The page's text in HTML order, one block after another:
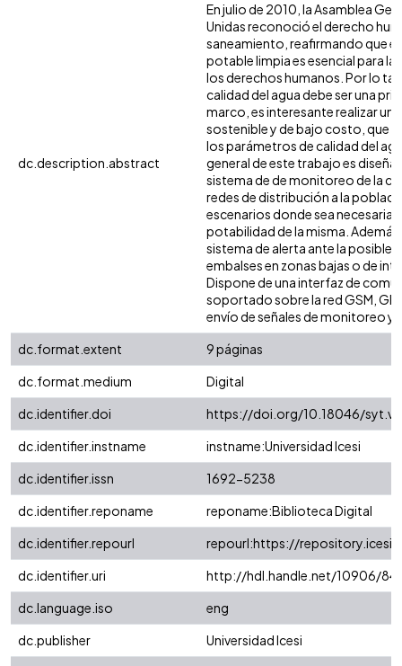
dc.description.abstract
En julio de 2010, la Asamblea
Unidas reconoció el derecho
saneamiento, reafirmando que el
potable limpia es esencial para
los derechos humanos. Por lo
calidad del agua debe ser una
marco, es interesante realizar un
sostenible y de bajo costo, que
los parámetros de calidad del
general de este trabajo es
sistema de de monitoreo de la
redes de distribución a la
escenarios donde sea necesaria
potabilidad de la misma.
sistema de alerta ante la posible
embalses en zonas bajas o de
Dispone de una interfaz de
soportado sobre la red GSM,
envío de señales de monitoreo y
dc.format.extent
9 páginas
dc.format.medium
Digital
dc.identifier.doi
https://doi.org/10.18046/
dc.identifier.instname
instname:Universidad Icesi
dc.identifier.issn
1692-5238
dc.identifier.reponame
reponame:Biblioteca Digital
dc.identifier.repourl
repourl:https://
dc.identifier.uri
http://hdl.handle.net/10906/
dc.language.iso
eng
dc.publisher
Universidad Icesi